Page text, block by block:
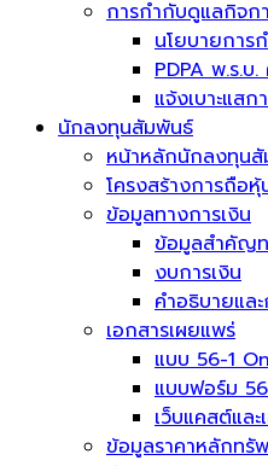
การกำกับดูแลกิจก
นโยบายการ
PDPA พ.ร.
แจ้งเบาะแส
นักลงทุนสัมพันธ์
หน้าหลักนักลงทุน
โครงสร้างการถือ
ข้อมูลทางการเงิน
ข้อมูลสำคัญท
งบการเงิน
คำอธิบายแล
เอกสารเผยแพร่
แบบ 56-1
แบบฟอร์ม
เว็บแคสต์และ
ข้อมูลราคาหลักทรั